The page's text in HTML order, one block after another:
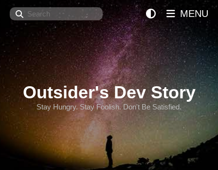
Search
Outsider's Dev Story
Stay Hungry. Stay Foolish. Don't Be Satisfied.
MENU